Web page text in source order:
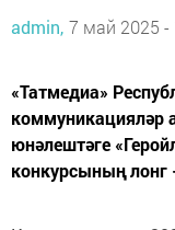
admin, 7 май 2025 -
«Татмедиа»
коммуникацияләр
юнәлештәге
конкурсының